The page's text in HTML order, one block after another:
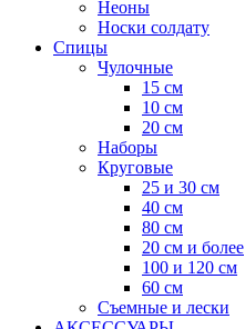
Неоны
Носки солдату
Спицы
Чулочные
15 см
10 см
20 см
Наборы
Круговые
25 и 30 см
40 см
80 см
20 см и более
100 и 120 см
60 см
Съемные и лески